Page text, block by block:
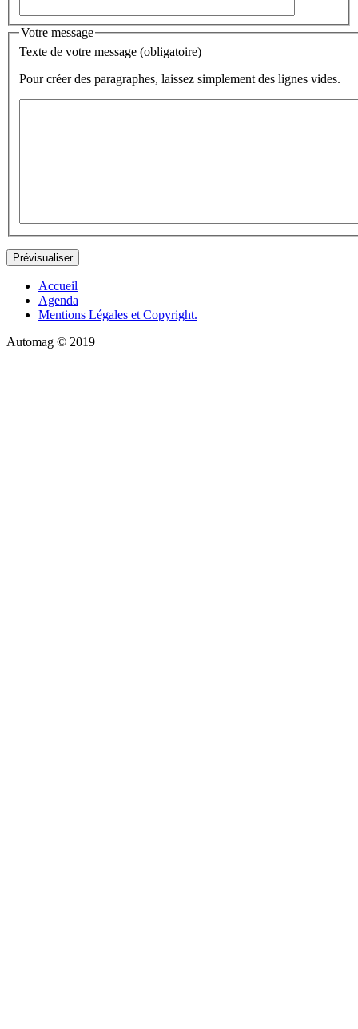
Votre message
Texte de votre message (obligatoire)
Pour créer des paragraphes, laissez simplement des lignes vides.
Accueil
Agenda
Mentions Légales et Copyright.
Automag © 2019